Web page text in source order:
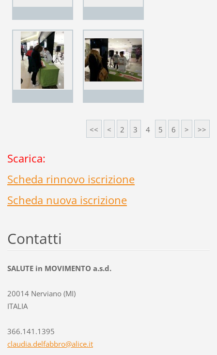
<< < 2 3 4 5 6 > >>
Scarica:
Scheda rinnovo iscrizione
Scheda nuova iscrizione
Contatti
SALUTE in MOVIMENTO a.s.d.
20014 Nerviano (MI)
ITALIA
366.141.1395
claudia.delfabbro@alice.it